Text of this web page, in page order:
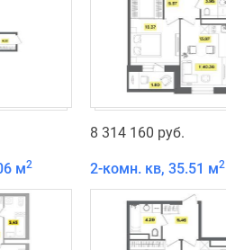
8 314 160 руб.
м2 2-комн. кв, 35.51 м2